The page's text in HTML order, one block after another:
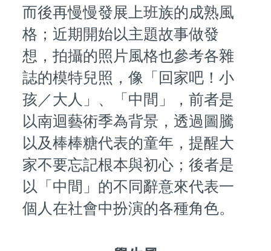
而後再慢慢發展上班族的成熟風
格；近期開始以主題故事做發
想，拍攝的照片風格也參考各雜
誌的模特兒照，像「回家吧！小
孩／大人」、「中間」，前者是
以南迴藝術季為背景，透過圖騰
以及棒棒糖代表的童年，提醒大
家不要忘記根本與初心；後者是
以「中間」的不同辭意來代表一
個人在社會中扮演的各種角色。